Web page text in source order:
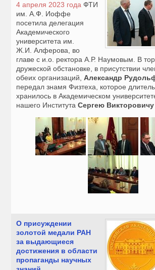
4 апреля 2023 года ФТИ
им. А.Ф. Иоффе
посетила делегация
Академического
университета им.
Ж.И. Алферова, во
главе с и.о. ректора А.Р. Наумовым. В
дружеской обстановке, в присутствии
обеих организаций,Александр
передал знамя Физтеха, которое
хранилось в Академическом
нашего ИнститутаСергею
О присуждении
золотой медали РАН
за выдающиеся
достижения в области
пропаганды научных